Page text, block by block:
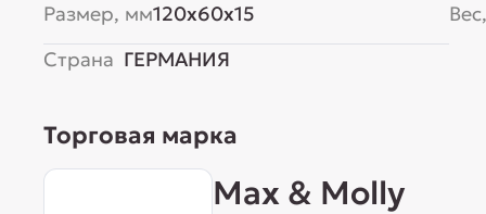
Размер, мм120x60x15
Страна ГЕРМАНИЯ
Торговая марка
Max & Molly